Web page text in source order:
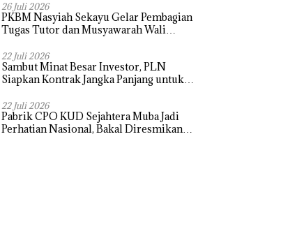
26 Juli 2026
PKBM Nasyiah Sekayu Gelar Pembagian
Tugas Tutor dan Musyawarah Wali
22 Juli 2026
Sambut Minat Besar Investor, PLN
Siapkan Kontrak Jangka Panjang untuk
22 Juli 2026
Pabrik CPO KUD Sejahtera Muba Jadi
Perhatian Nasional, Bakal Diresmikan